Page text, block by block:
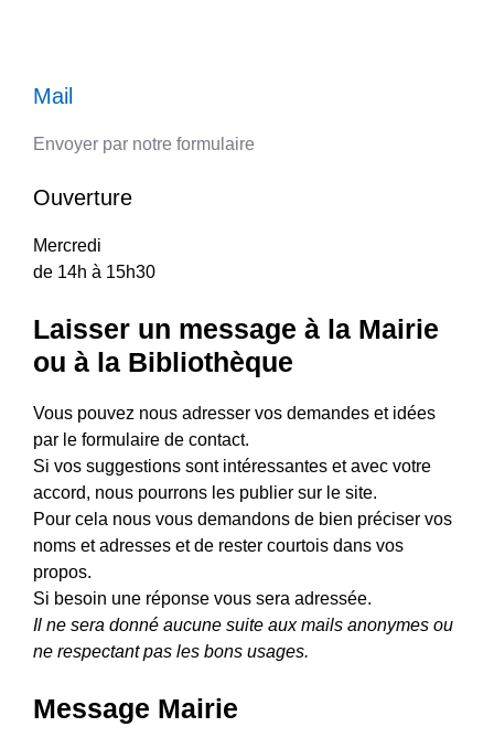
Mail
Envoyer par notre formulaire
Ouverture
Mercredi
de 14h à 15h30
Laisser un message à la Mairie
ou à la Bibliothèque
Vous pouvez nous adresser vos demandes et idées
par le formulaire de contact.
Si vos suggestions sont intéressantes et avec votre
accord, nous pourrons les publier sur le site.
Pour cela nous vous demandons de bien préciser vos
noms et adresses et de rester courtois dans vos
propos.
Si besoin une réponse vous sera adressée.
Il ne sera donné aucune suite aux mails anonymes ou
ne respectant pas les bons usages.
Message Mairie